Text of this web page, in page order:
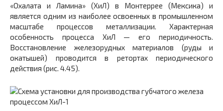
«Охалата и Ламина» (ХиЛ) в Монтеррее (Мексика) и
является одним из наиболее освоенных в промышленном
масштабе процессов металлизации. Характерная
особенность процесса ХиЛ — его периодичность.
Восстановление железорудных материалов (руды и
окатышей) проводится в ретортах периодического
действия (рис. 4.45).